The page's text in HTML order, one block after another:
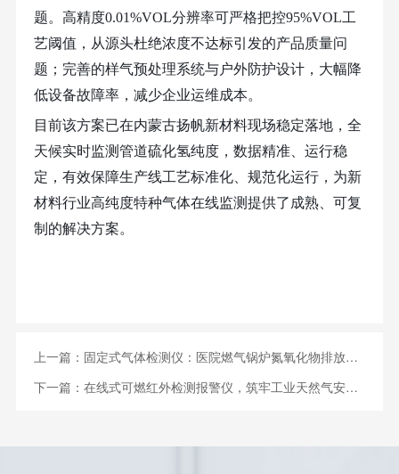
题。高精度0.01%VOL分辨率可严格把控95%VOL工
艺阈值，从源头杜绝浓度不达标引发的产品质量问
题；完善的样气预处理系统与户外防护设计，大幅降
低设备故障率，减少企业运维成本。
目前该方案已在内蒙古扬帆新材料现场稳定落地，全
天候实时监测管道硫化氢纯度，数据精准、运行稳
定，有效保障生产线工艺标准化、规范化运行，为新
材料行业高纯度特种气体在线监测提供了成熟、可复
制的解决方案。
上一篇： 固定式气体检测仪：医院燃气锅炉氮氧化物排放监测解决方案
下一篇： 在线式可燃红外检测报警仪，筑牢工业天然气安全防线